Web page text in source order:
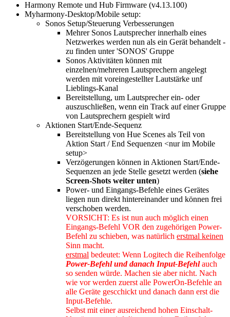
Harmony Remote und Hub Firmware (v4.13.100)
Myharmony-Desktop/Mobile setup:
Sonos Setup/Steuerung Verbesserungen
Mehrer Sonos Lautsprecher innerhalb eines
Netzwerkes werden nun als ein Gerät behandelt -
zu finden unter 'SONOS' Gruppe
Sonos Aktivitäten können mit
einzelnen/mehreren Lautsprechern angelegt
werden mit voreingestellter Lautstärke unf
Lieblings-Kanal
Bereitstellung, um Lautsprecher ein- oder
auszuschließen, wenn ein Track auf einer Gruppe
von Lautsprechern gespielt wird
Aktionen Start/Ende-Sequenz
Bereitstellung von Hue Scenes als Teil von
Aktion Start / End Sequenzen <nur im Mobile
setup>
Verzögerungen können in Aktionen Start/Ende-
Sequenzen an jede Stelle gesetzt werden (siehe
Screen-Shots weiter unten)
Power- und Eingangs-Befehle eines Gerätes
liegen nun direkt hintereinander und können frei
verschoben werden.
VORSICHT: Es ist nun auch möglich einen
Eingangs-Befehl VOR den zugehörigen Power-
Befehl zu schieben, was natürlich erstmal keinen
Sinn macht.
erstmal bedeutet: Wenn Logitech die Reihenfolge
Power-Befehl und danach Input-Befehlauch
so senden würde. Machen sie aber nicht. Nach
wie vor werden zuerst alle PowerOn-Befehle an
alle Geräte gescchickt und danach dann erst die
Input-Befehle.
Selbst mit einer ausreichend hohen Einschalt-